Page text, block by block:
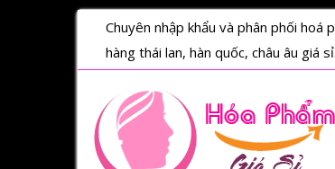
Chuyên nhập khẩu và phân phối hoá
hàng thái lan, hàn quốc, châu âu giá sỉ.